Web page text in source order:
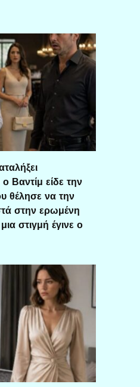
Βαντίμ είδε την
θέλησε να την
στην ερωμένη
στιγμή έγινε ο